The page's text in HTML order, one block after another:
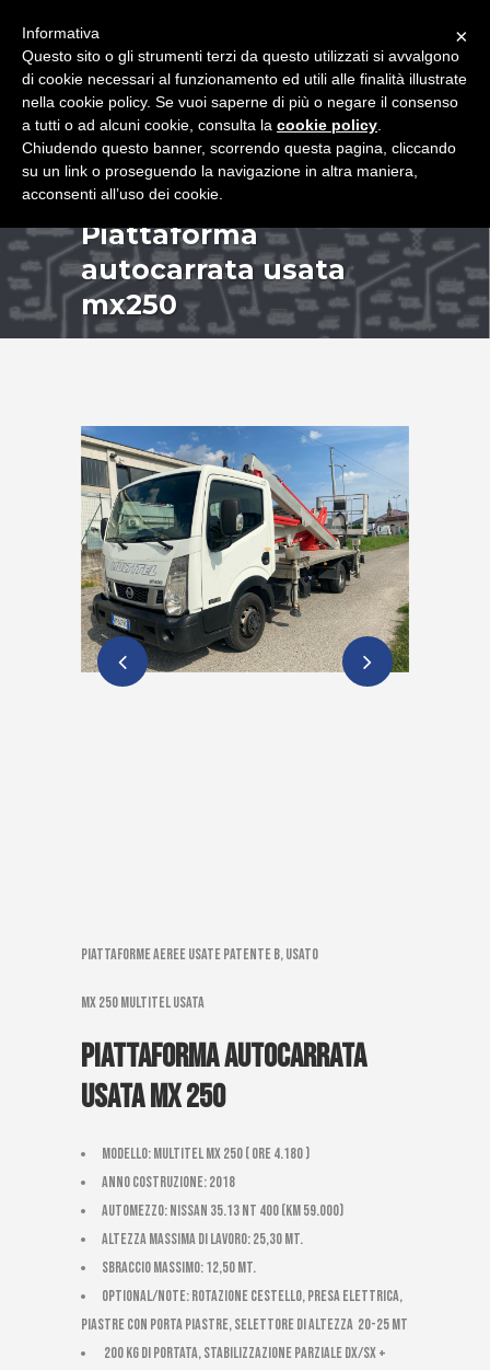
Piattaforma
autocarrata usata
mx250
Piattaforme aeree usate patente B, Usato
mx 250 multitel usata
Piattaforma autocarrata
usata mx 250
Modello: Multitel Mx 250 ( ore 4.180 )
Anno costruzione: 2018
Automezzo: Nissan 35.13 NT 400 (km 59.000)
Altezza massima di Lavoro: 25,30 mt.
Sbraccio massimo: 12,50 mt.
Optional/Note: ROTAZIONE CESTELLO, PRESA ELETTRICA,
piastre con porta piastre, Selettore di Altezza 20-25 mt
200 kg di portata, stabilizzazione parziale dx/sx +
×
Informativa
Questo sito o gli strumenti terzi da questo utilizzati si avvalgono
di cookie necessari al funzionamento ed utili alle finalità illustrate
nella cookie policy. Se vuoi saperne di più o negare il consenso
a tutti o ad alcuni cookie, consulta la cookie policy
Chiudendo questo banner, scorrendo questa pagina, cliccando
su un link o proseguendo la navigazione in altra maniera,
acconsenti all’uso dei cookie.